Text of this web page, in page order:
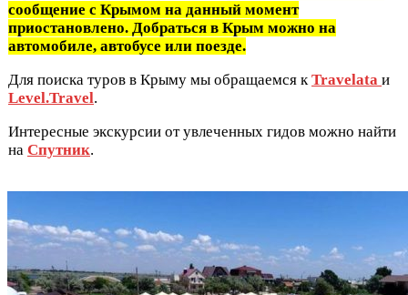
сообщение с Крымом на данный момент
приостановлено. Добраться в Крым можно на
автомобиле, автобусе или поезде.
Для поиска туров в Крыму мы обращаемся кTravelata и
Level.Travel.
Интересные экскурсии от увлеченных гидов можно найти
на Спутник.